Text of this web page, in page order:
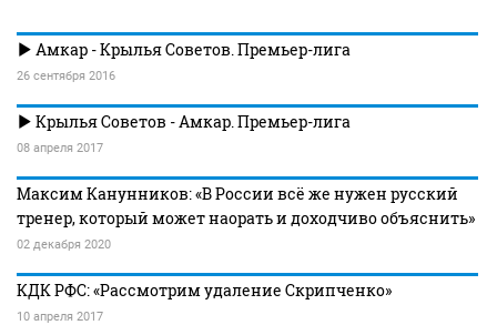
Амкар - Крылья Советов. Премьер-лига
26 сентября 2016
Крылья Советов - Амкар. Премьер-лига
08 апреля 2017
Максим Канунников: «В России всё же нужен русский
тренер, который может наорать и доходчиво объяснить»
02 декабря 2020
КДК РФС: «Рассмотрим удаление Скрипченко»
10 апреля 2017